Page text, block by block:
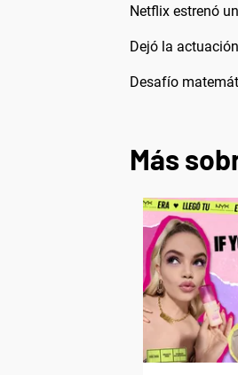
Netflix estrenó
Dejó la
Desafío
Más